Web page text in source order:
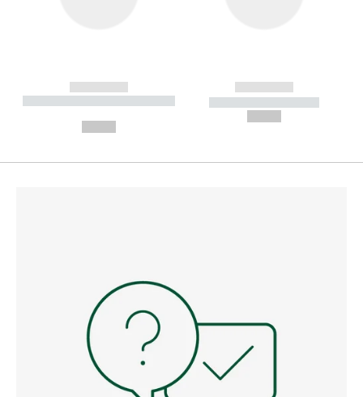
------------
----------- ----------- --------
------------
----------- -----------